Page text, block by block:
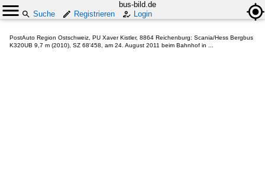
bus-bild.de
Suche
Registrieren Login
PostAuto Region Ostschweiz, PU Xaver Kistler, 8864 Reichenburg: Scania/Hess Bergbus
K320UB 9,7 m (2010), SZ 68'458, am 24. August 2011 beim Bahnhof in ...